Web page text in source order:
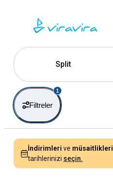
Split
Filtreler
1
İndirimleri ve müsaitlikleri
tarihlerinizi seçin.